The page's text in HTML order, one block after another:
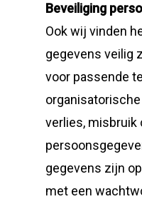
Beveiliging
Ook wij vinden
gegevens veilig
voor passende
verlies, misbruik
gegevens zijn
met een